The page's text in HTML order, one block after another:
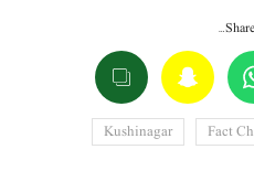
Fact
Kushinagar